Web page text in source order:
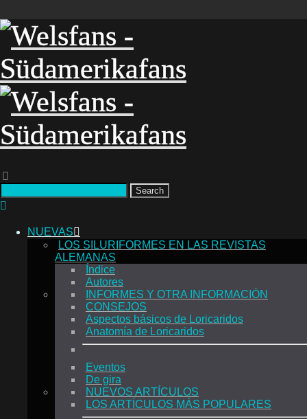
Search
NUEVAS
LOS SILURIFORMES EN LAS REVISTAS
ALEMANAS
Índice
Autores
INFORMES Y OTRA INFORMACIÓN
CONSEJOS
Aspectos básicos de Loricaridos
Anatomía de Loricaridos
Eventos
De gira
NUEVOS ARTÍCULOS
LOS ARTÍCULOS MÁS POPULARES